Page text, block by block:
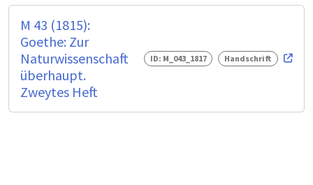
M 43 (1815):
Goethe: Zur
Naturwissenschaft
überhaupt.
Zweytes Heft
ID: M_043_1817 Handschrift